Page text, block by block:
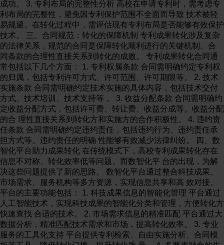
成功。 3. 专利布局的完整性分析 高校在申请专利时，需考虑专
利布局的完整性，避免因专利保护范围不全面而导致 技术被轻
易规避。在转化过程中，需评估现有专利布局是否能够有效保护
技术。 三、合同规范：转化的保障机制 专利成果转化涉及复杂
的法律关系，规范的合同是保障转化顺利进行的关键机制。合
同条款的合理性直接关系到转化的成败。 专利成果转化合同通
常包括以下几个方面： 1. 专利权属条款 合同需明确约定专利权
的归属，包括专利许可方式、许可范围、许可期限等。 2. 技术
实施条款 合同需明确约定技术实施的具体内容，包括技术交付
方式、技术培训、技术支持等 。 3. 收益分配条款 合同需明确约
定收益分配方式，包括许可费、转让费、收益分成等。收益分配
的合 理性直接关系到转化方和实施方的合作积极性。 4. 违约责
任条款 合同需明确约定违约责任，包括违约行为、违约责任承
担方式等。违约责任的明确 性能够有效减少法律纠纷。 四、数
智化平台助力成果转化 在传统模式下，高校专利成果转化存在
信息不对称、转化效率低等问题。而数智化平 台的出现，为解
决这些问题提供了新的思路。 数智化平台通过整合科技成果、
市场需求、服务机构等多方资源，实现信息共享和高 效对接。
平台的主要功能包括： 1. 科技成果信息的智能化管理 平台通过
人工智能技术，实现科技成果的智能化分类和管理，方便转化方
快速查找 合适的技术。 2. 市场需求信息的精准匹配 平台通过大
数据分析，精准匹配技术需求和市场，提高转化效率。 3. 专业
服务的工具化支持 平台提供专利检索、自由实施分析、合同模